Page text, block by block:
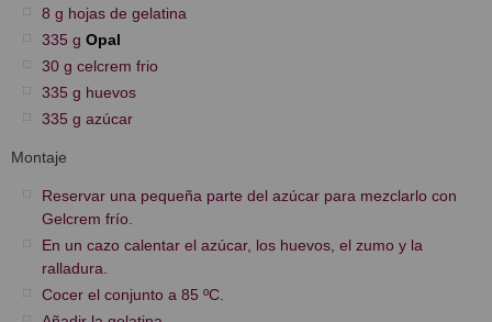
8 g hojas de gelatina
335 g Opal
30 g celcrem frio
335 g huevos
335 g azúcar
Montaje
Reservar una pequeña parte del azúcar para mezclarlo con
Gelcrem frío.
En un cazo calentar el azúcar, los huevos, el zumo y la
ralladura.
Cocer el conjunto a 85 ºC.